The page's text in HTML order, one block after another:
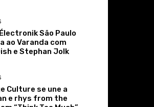
São Paulo
ao Varanda com
e Stephan Jolk
Culture se une a
e rhys from the